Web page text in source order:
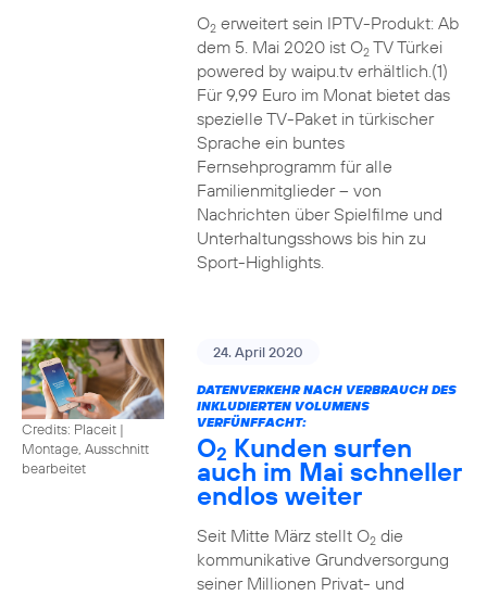
O2erweitert sein IPTV-Produkt: Ab
dem 5. Mai 2020 ist O2TV Türkei
powered by waipu.tv erhältlich.(1)
Für 9,99 Euro im Monat bietet das
spezielle TV-Paket in türkischer
Sprache ein buntes
Fernsehprogramm für alle
Familienmitglieder – von
Nachrichten über Spielfilme und
Unterhaltungsshows bis hin zu
Sport-Highlights.
Credits: Placeit |
Montage, Ausschnitt
bearbeitet
24. April 2020
DATENVERKEHR NACH VERBRAUCH DES
INKLUDIERTEN VOLUMENS
VERFÜNFFACHT:
O2 Kunden surfen
auch im Mai schneller
endlos weiter
Seit Mitte März stellt O2die
kommunikative Grundversorgung
seiner Millionen Privat- und